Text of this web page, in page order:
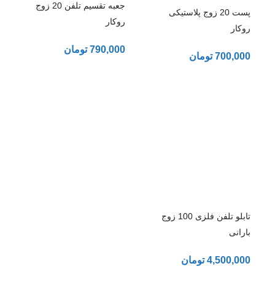
پست 20 زوج پلاستیکی
روکار
700,000 تومان
جعبه تقسیم تلفن 20 زوج
روکار
790,000 تومان
تابلو تلفن فلزی 100 زوج
بارانی
4,500,000 تومان